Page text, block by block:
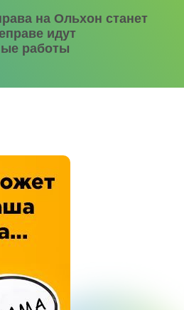
на Ольхон станет
идут
работы